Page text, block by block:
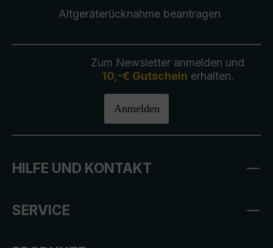
Altgeräterücknahmebeantragen
Zum Newsletter anmelden und
10,-€ Gutschein erhalten.
Anmelden
HILFE UND KONTAKT
SERVICE